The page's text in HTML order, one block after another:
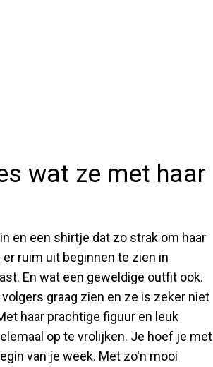
wat ze met haar
en een shirtje dat zo strak om haar
ruim uit beginnen te zien in
En wat een geweldige outfit ook.
graag zien en ze is zeker niet
haar prachtige figuur en leuk
op te vrolijken. Je hoef je met
van je week. Met zo'n mooi